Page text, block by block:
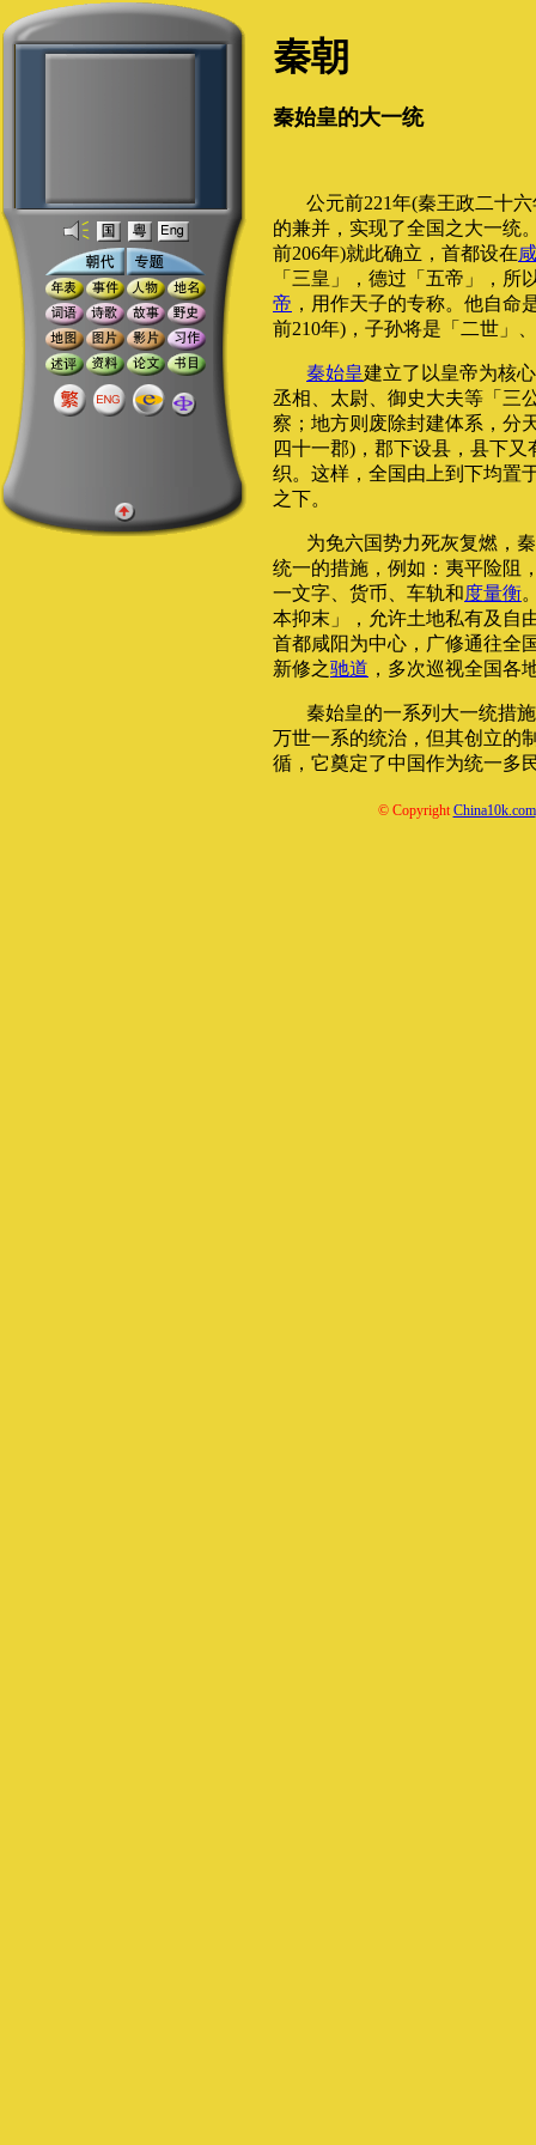
秦朝
秦始皇的大一统
公元前221年(秦王政二十
的兼并，实现了全国之大一统
前206年)就此确立，首都设在
「三皇」，德过「五帝」，所
帝 ，用作天子的专称。他自命
前210年)，子孙将是「二世」
秦始皇建立了以皇帝为核
丞相、太尉、御史大夫等「三
察；地方则废除封建体系，分
四十一郡)，郡下设县，县下
织。这样，全国由上到下均置
之下。
为免六国势力死灰复燃，
统一的措施，例如：夷平险阻
一文字、货币、车轨和度量衡
本抑末」，允许土地私有及自
首都咸阳为中心，广修通往全
新修之驰道 ，多次巡视全国各
秦始皇的一系列大一统措
万世一系的统治，但其创立的
循，它奠定了中国作为统一多
© CopyrightChina10k.com